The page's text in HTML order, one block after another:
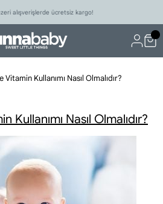
alışverişlerde ücretsiz kargo!
Vitamin Kullanımı Nasıl Olmalıdır?
Kullanımı Nasıl Olmalıdır?